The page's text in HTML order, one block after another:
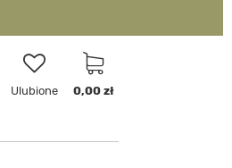
Ulubione 0,00 zł